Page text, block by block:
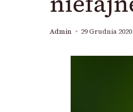
Admin 29 Grudnia 2020